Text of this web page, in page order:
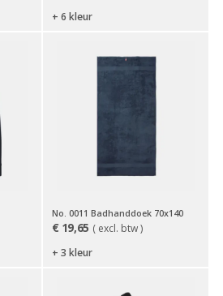
+ 6 kleur
No. 0011 Badhanddoek 70x140
€ 19,65 ( excl. btw )
+ 3 kleur